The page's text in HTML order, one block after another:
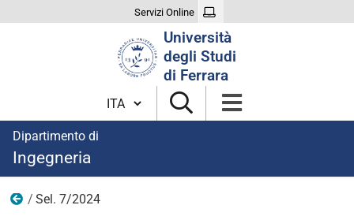
Servizi Online
Università
degli Studi
di Ferrara
Cambia lingua
Dipartimento di
Ingegneria
Anno 2024
Sel. 7/2024